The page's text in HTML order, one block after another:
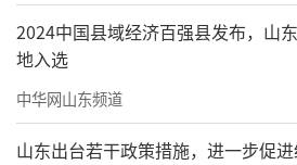
2024中国县域经济百强县发布，山
地入选
中华网山东频道
山东出台若干政策措施，进一步促